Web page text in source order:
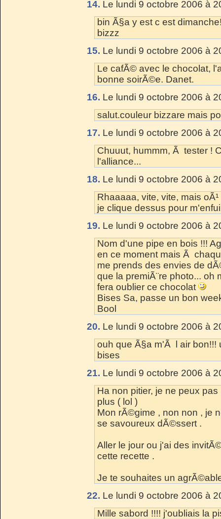
14. Le lundi 9 octobre 2006 à
bin Ã§a y est c est
bizzz
15. Le lundi 9 octobre 2006 à
Le cafÃ© avec le chocolat,
bonne soirÃ©e. Danet.
16. Le lundi 9 octobre 2006 à
salut.couleur bizzare mais
17. Le lundi 9 octobre 2006 à
Chuuut, hummm, Ã tester !
l'alliance...
18. Le lundi 9 octobre 2006 à
Rhaaaaa, vite, vite, mais
je clique dessus pour
19. Le lundi 9 octobre 2006 à
Nom d'une pipe en bois !!!
en ce moment mais Ã
me prends des envies de
que la premiÃ¨re photo...
fera oublier ce chocolat
Bises Sa, passe un bon
Bool
20. Le lundi 9 octobre 2006 à
ouh que Ã§a m'Ã l air bon!!!
bises
21. Le lundi 9 octobre 2006 à
Ha non pitier, je ne peux
plus ( lol )
Mon rÃ©gime , non non , je
se savoureux dÃ©ssert .
Aller le jour ou j'ai des
cette recette .
Je te souhaites un
22. Le lundi 9 octobre 2006 à
Mille sabord !!!! j'oubliais la